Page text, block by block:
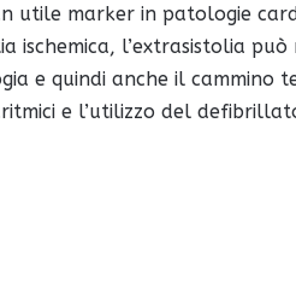
utile marker in patologie
ischemica, l’extrasistolia
e quindi anche il cammino
e l’utilizzo del